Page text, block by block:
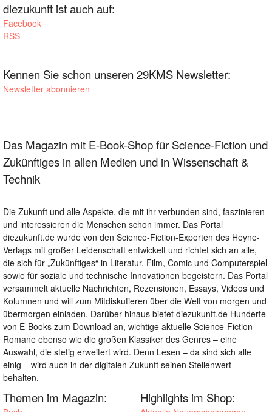
diezukunft ist auch auf:
Facebook
RSS
Kennen Sie schon unseren 29KMS Newsletter:
Newsletter abonnieren
Das Magazin mit E-Book-Shop für Science-Fiction und
Zukünftiges in allen Medien und in Wissenschaft &
Technik
Die Zukunft und alle Aspekte, die mit ihr verbunden sind, faszinieren
und interessieren die Menschen schon immer. Das Portal
diezukunft.de wurde von den Science-Fiction-Experten des Heyne-
Verlags mit großer Leidenschaft entwickelt und richtet sich an alle,
die sich für „Zukünftiges“ in Literatur, Film, Comic und Computerspiel
sowie für soziale und technische Innovationen begeistern. Das Portal
versammelt aktuelle Nachrichten, Rezensionen, Essays, Videos und
Kolumnen und will zum Mitdiskutieren über die Welt von morgen und
übermorgen einladen. Darüber hinaus bietet diezukunft.de Hunderte
von E-Books zum Download an, wichtige aktuelle Science-Fiction-
Romane ebenso wie die großen Klassiker des Genres – eine
Auswahl, die stetig erweitert wird. Denn Lesen – da sind sich alle
einig – wird auch in der digitalen Zukunft seinen Stellenwert
behalten.
Themen im Magazin: Highlights im Shop: